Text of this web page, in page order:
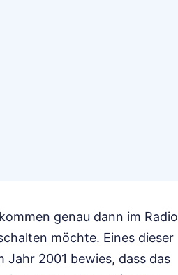
genau dann im Radio
möchte. Eines dieser
Jahr 2001 bewies, dass das